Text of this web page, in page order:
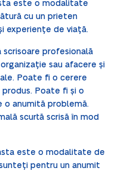
este o modalitate
cu un prieten
experiențe de viață.
scrisoare profesională
sau afacere și
Poate fi o cerere
produs. Poate fi și o
o anumită problemă.
scurtă scrisă în mod
este o modalitate de
pentru un anumit